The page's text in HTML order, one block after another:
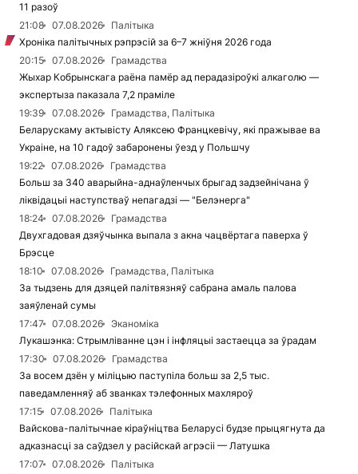
11 разоў
21:08
07.08.2026
Палітыка
Хроніка палітычных рэпрэсій за 6–7 жніўня 2026 года
20:15
07.08.2026
Грамадства
Жыхар Кобрынскага раёна памёр ад перадазіроўкі алкаголю —
экспертыза паказала 7,2 праміле
19:39
07.08.2026
Грамадства, Палітыка
Беларускаму актывісту Аляксею Францкевічу, які пражывае ва
Украіне, на 10 гадоў забаронены ўезд у Польшчу
19:22
07.08.2026
Грамадства
Больш за 340 аварыйна-аднаўленчых брыгад задзейнічана ў
ліквідацыі наступстваў непагадзі — "Белэнерга"
18:24
07.08.2026
Грамадства
Двухгадовая дзяўчынка выпала з акна чацвёртага паверха ў
Брэсце
18:10
07.08.2026
Грамадства, Палітыка
За тыдзень для дзяцей палітвязняў сабрана амаль палова
заяўленай сумы
17:47
07.08.2026
Эканоміка
Лукашэнка: Стрымліванне цэн і інфляцыі застаецца за ўрадам
17:30
07.08.2026
Грамадства
За восем дзён у міліцыю паступіла больш за 2,5 тыс.
паведамленняў аб званках тэлефонных махляроў
17:15
07.08.2026
Палітыка
Вайскова-палітычнае кіраўніцтва Беларусі будзе прыцягнута да
адказнасці за саўдзел у расійскай агрэсіі — Латушка
17:07
07.08.2026
Палітыка